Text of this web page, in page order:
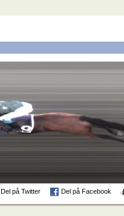
Del på Twitter Del på Facebook